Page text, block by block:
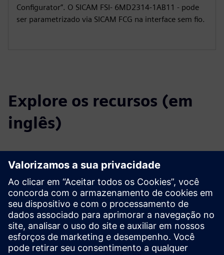
Configurator”. O SICAM FSI- 6MD2314-1AB11 - pode
ser parametrizado via SICAM FCG na interface sem fio.
Explore os recursos (em
inglês)
Downloads
Catálogo SICAM FSI
Perfil SICAM FSI
Especificações do concurso
SiePortal - Loja online
SICAM FSI no SiePortal